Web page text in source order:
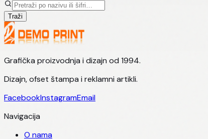
Traži
Grafička proizvodnja i dizajn od 1994.
Dizajn, ofset štampa i reklamni artikli.
FacebookInstagramEmail
Navigacija
O nama